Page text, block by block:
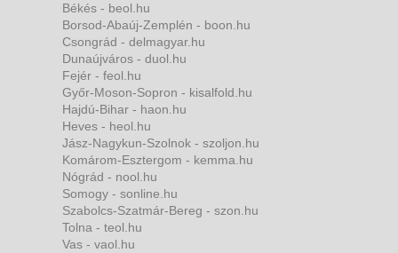
Békés - beol.hu
Borsod-Abaúj-Zemplén - boon.hu
Csongrád - delmagyar.hu
Dunaújváros - duol.hu
Fejér - feol.hu
Győr-Moson-Sopron - kisalfold.hu
Hajdú-Bihar - haon.hu
Heves - heol.hu
Jász-Nagykun-Szolnok - szoljon.hu
Komárom-Esztergom - kemma.hu
Nógrád - nool.hu
Somogy - sonline.hu
Szabolcs-Szatmár-Bereg - szon.hu
Tolna - teol.hu
Vas - vaol.hu